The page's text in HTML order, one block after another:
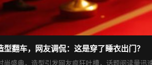
翻车，网友调侃：这是穿了睡衣出门？
尚盛典，造型引发网友疯狂吐槽，话题阅读量迅